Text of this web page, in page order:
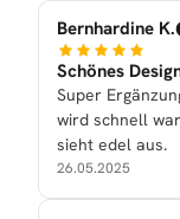
Bernhardine K.
Schönes
Super
wird schnell
sieht edel aus.
26.05.2025